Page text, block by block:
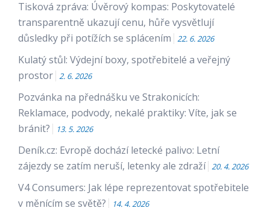
Tisková zpráva: Úvěrový kompas: Poskytovatelé
transparentně ukazují cenu, hůře vysvětlují
důsledky při potížích se splácením
22. 6. 2026
Kulatý stůl: Výdejní boxy, spotřebitelé a veřejný
prostor 2. 6. 2026
Pozvánka na přednášku ve Strakonicích:
Reklamace, podvody, nekalé praktiky: Víte, jak se
bránit?
13. 5. 2026
Deník.cz: Evropě dochází letecké palivo: Letní
zájezdy se zatím neruší, letenky ale zdraží 20. 4. 2026
V4 Consumers: Jak lépe reprezentovat spotřebitele
v měnícím se světě?
14. 4. 2026